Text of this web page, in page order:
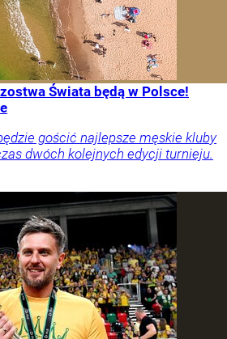
Świata będą w Polsce!
gościć najlepsze męskie kluby
dwóch kolejnych edycji turnieju.